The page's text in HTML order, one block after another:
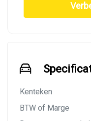
Kenteken
BTW of Marge